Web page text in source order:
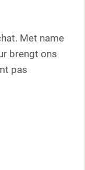
Met name
brengt ons
pas